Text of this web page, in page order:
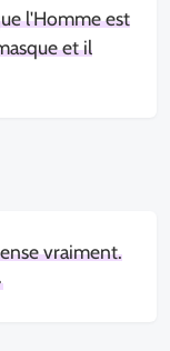
l'Homme est
et il
vraiment.